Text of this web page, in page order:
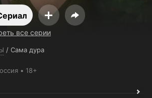
все серии
/ Сама дура
18+